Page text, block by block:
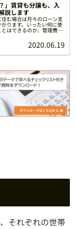
」賃貸も分譲も、入
説します
む場合は月々のローン支
ります。いったい何に使
はできるのか、管理費が
2020.06.19
それぞれの世帯